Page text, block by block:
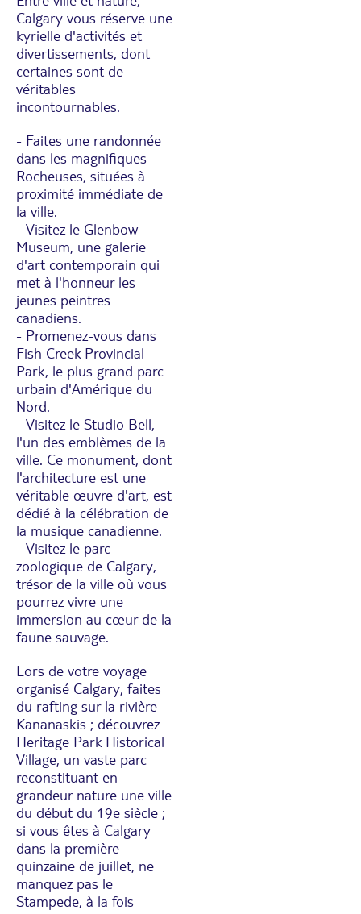
Calgary vous réserve une
kyrielle d'activités et
divertissements, dont
certaines sont de
véritables
incontournables.
- Faites une randonnée
dans les magnifiques
Rocheuses, situées à
proximité immédiate de
la ville.
- Visitez le Glenbow
Museum, une galerie
d'art contemporain qui
met à l'honneur les
jeunes peintres
canadiens.
- Promenez-vous dans
Fish Creek Provincial
Park, le plus grand parc
urbain d'Amérique du
Nord.
- Visitez le Studio Bell,
l'un des emblèmes de la
ville. Ce monument, dont
l'architecture est une
véritable œuvre d'art, est
dédié à la célébration de
la musique canadienne.
- Visitez le parc
zoologique de Calgary,
trésor de la ville où vous
pourrez vivre une
immersion au cœur de la
faune sauvage.
Lors de votre voyage
organisé Calgary, faites
du rafting sur la rivière
Kananaskis ; découvrez
Heritage Park Historical
Village, un vaste parc
reconstituant en
grandeur nature une ville
du début du 19e siècle ;
si vous êtes à Calgary
dans la première
quinzaine de juillet, ne
manquez pas le
Stampede, à la fois